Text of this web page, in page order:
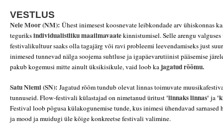
VESTLUS
Nele Moor (NM): Ühest inimesest koosnevate leibkondade arv ühiskonnas
teguriksindividualistlikumaailmavaatekinnistumisel. Selle arengu
festivalikultuur saaks olla tagajärg või ravi probleemi leevendamiseks just
inimesed tunnevad nälga soojema suhtluse ja igapäevarutiinist pääsemise
pakub kogemusi mitte ainult üksikisikule, vaid loob ka jagatud rõõmu.
Satu Niemi (SN): Jagatud rõõm tundub olevat linnas toimuvate
tunnuseid. Flow-festivali külastajad on nimetanud üritust 'linnaks linnas' ja
Festival loob põgusa külakogunemise tunde, kus inimesi ühendavad
ja mood ja muidugi üle kõige konkreetse festivali valimine.